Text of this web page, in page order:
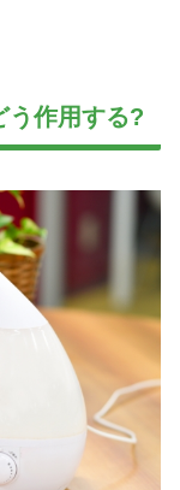
う作用する?